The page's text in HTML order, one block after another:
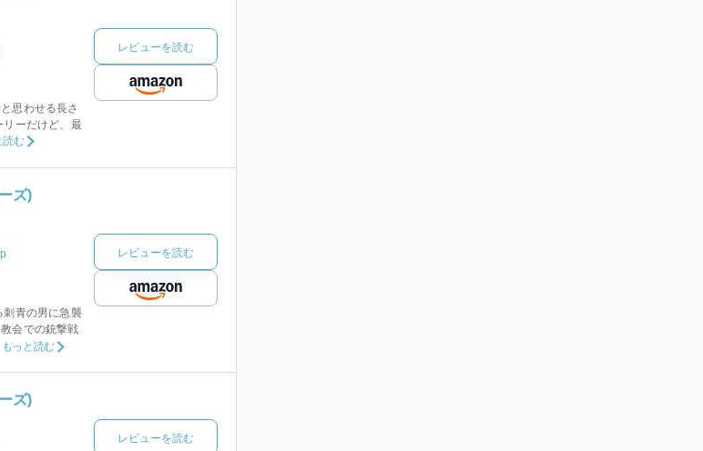
思わせる長さ
ーだけど、最
読む
レビューを読む
ズ)
青の男に急襲
会での銃撃戦
もっと読む
レビューを読む
ズ)
レビューを読む